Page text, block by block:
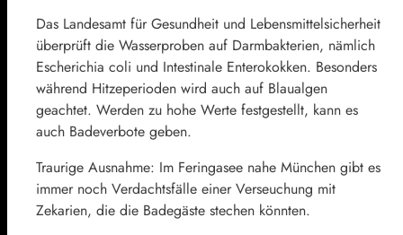
Das Landesamt für Gesundheit und Lebensmittelsicherheit
überprüft die Wasserproben auf Darmbakterien, nämlich
Escherichia coli und Intestinale Enterokokken. Besonders
während Hitzeperioden wird auch auf Blaualgen
geachtet. Werden zu hohe Werte festgestellt, kann es
auch Badeverbote geben.
Traurige Ausnahme: Im Feringasee nahe München gibt es
immer noch Verdachtsfälle einer Verseuchung mit
Zekarien, die die Badegäste stechen könnten.